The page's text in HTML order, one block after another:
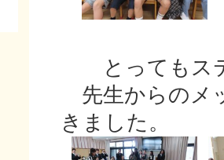
とってもステ
先生からのメ
きました。